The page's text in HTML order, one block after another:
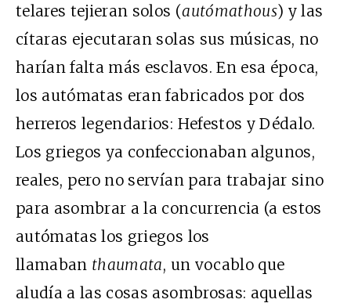
telares tejieran solos (autómathous) y las
cítaras ejecutaran solas sus músicas, no
harían falta más esclavos. En esa época,
los autómatas eran fabricados por dos
herreros legendarios: Hefestos y Dédalo.
Los griegos ya confeccionaban algunos,
reales, pero no servían para trabajar sino
para asombrar a la concurrencia (a estos
autómatas los griegos los
llamaban thaumata, un vocablo que
aludía a las cosas asombrosas: aquellas